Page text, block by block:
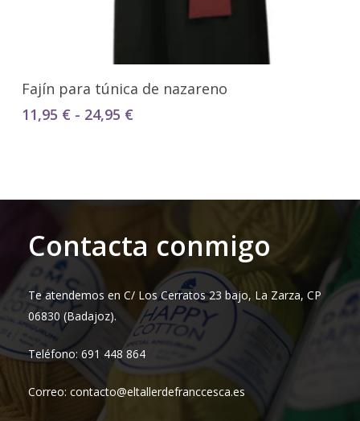
Seleccionar Opciones
Fajín para túnica de nazareno
11,95 € - 24,95 €Rango
hasta
Contacta conmigo
Te atendemos en C/ Los Cerratos 23 bajo, La Zarza, CP
06830 (Badajoz).
Teléfono: 691 448 864
Correo: contacto@eltallerdefranccesca.es